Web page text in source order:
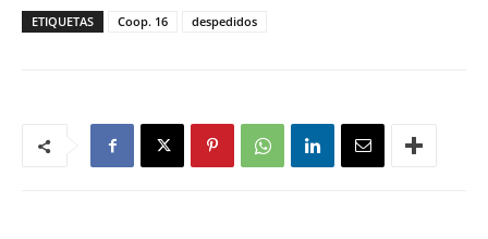
ETIQUETAS Coop. 16 despedidos